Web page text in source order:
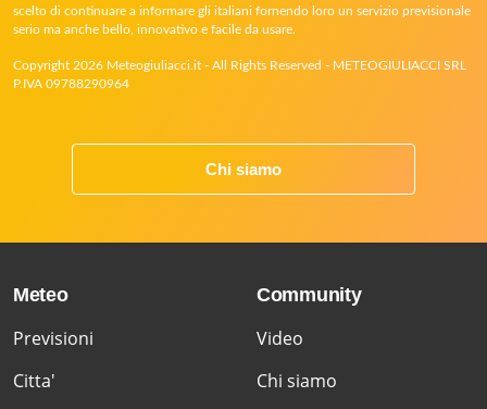
scelto di continuare a informare gli italiani fornendo loro un servizio previsionale
serio ma anche bello, innovativo e facile da usare.
Copyright 2026 Meteogiuliacci.it - All Rights Reserved - METEOGIULIACCI SRL
P.IVA 09788290964
Chi siamo
Meteo
Previsioni
Citta'
Community
Video
Chi siamo